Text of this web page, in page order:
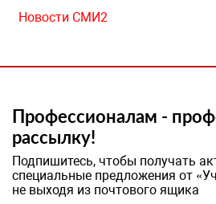
Новости СМИ2
Профессионалам -
рассылку!
Подпишитесь, чтобы получать
специальные предложения от
не выходя из почтового ящика